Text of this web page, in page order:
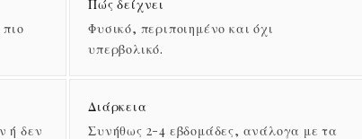
Πώς δείχνει
Φυσικό, περιποιημένο και όχι
υπερβολικό.
ή δεν
Διάρκεια
Συνήθως 2-4 εβδομάδες, ανάλογα με τα